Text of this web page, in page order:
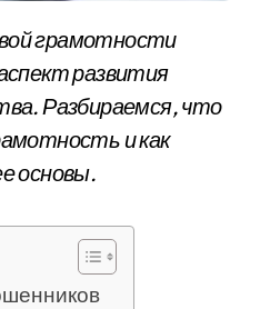
развития
Разбираемся, что
и как
основы.